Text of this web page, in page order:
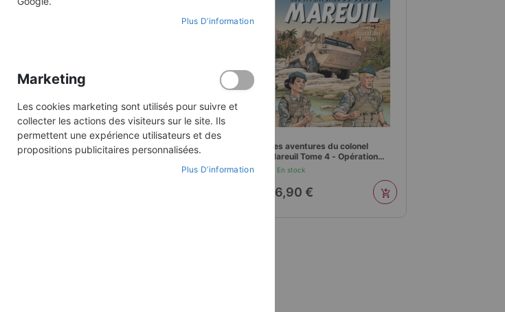
Les aventures du colonel
Mareuil Tome 4 - Opération
Tembo
En stock
16,90 €
Romans Adulte
Romans Jeunesse
Plus D’information
Marketing
Les cookies marketing sont utilisés pour suivre et
collecter les actions des visiteurs sur le site. Ils
permettent une expérience utilisateurs et des
propositions publicitaires personnalisées.
Plus D’information